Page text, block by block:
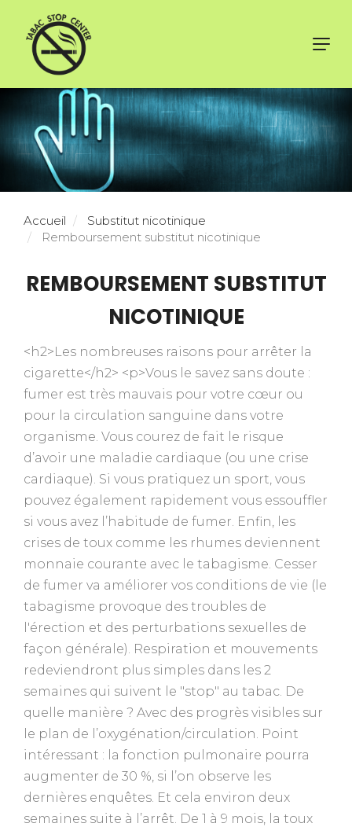
Accueil
Substitut nicotinique
Remboursement substitut nicotinique
REMBOURSEMENT SUBSTITUT
NICOTINIQUE
<h2>Les nombreuses raisons pour arrêter la
cigarette</h2> <p>Vous le savez sans doute :
fumer est très mauvais pour votre cœur ou
pour la circulation sanguine dans votre
organisme. Vous courez de fait le risque
d’avoir une maladie cardiaque (ou une crise
cardiaque). Si vous pratiquez un sport, vous
pouvez également rapidement vous essouffler
si vous avez l’habitude de fumer. Enfin, les
crises de toux comme les rhumes deviennent
monnaie courante avec le tabagisme. Cesser
de fumer va améliorer vos conditions de vie (le
tabagisme provoque des troubles de
l'érection et des perturbations sexuelles de
façon générale). Respiration et mouvements
redeviendront plus simples dans les 2
semaines qui suivent le "stop" au tabac. De
quelle manière ? Avec des progrès visibles sur
le plan de l’oxygénation/circulation. Point
intéressant : la fonction pulmonaire pourra
augmenter de 30 %, si l’on observe les
dernières enquêtes. Et cela environ deux
semaines suite à l’arrêt. De 1 à 9 mois, la toux